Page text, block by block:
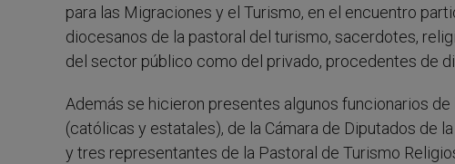
para las Migraciones y el Turismo, en el encuentro
diocesanos de la pastoral del turismo, sacerdotes,
del sector público como del privado, procedentes de
Además se hicieron presentes algunos funcionarios
(católicas y estatales), de la Cámara de Diputados de
y tres representantes de la Pastoral de Turismo